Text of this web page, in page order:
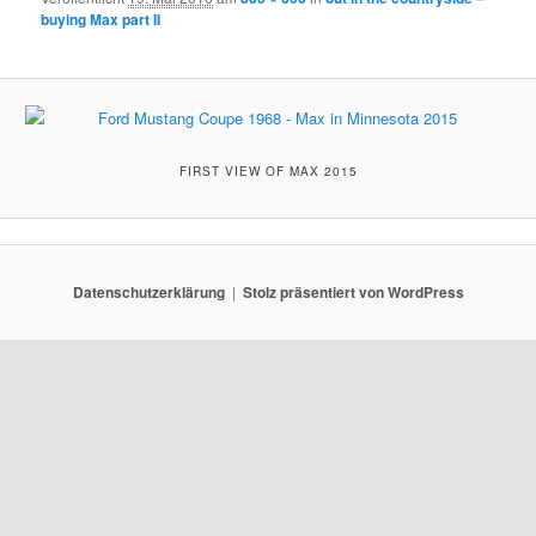
buying Max part II
FIRST VIEW OF MAX 2015
Datenschutzerklärung Stolz präsentiert von WordPress